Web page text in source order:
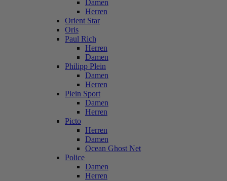
Damen
Herren
Orient Star
Oris
Paul Rich
Herren
Damen
Philipp Plein
Damen
Herren
Plein Sport
Damen
Herren
Picto
Herren
Damen
Ocean Ghost Net
Police
Damen
Herren